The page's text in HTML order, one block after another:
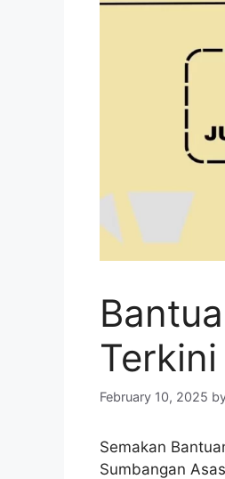
February 10, 2025
Semakan
Sumbangan